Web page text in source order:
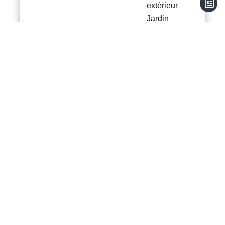
extérieur
Jardin